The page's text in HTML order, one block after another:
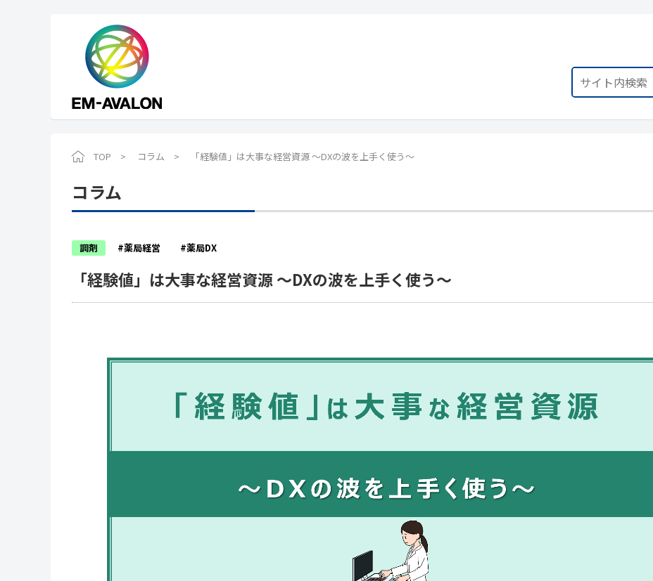
TOP コラム 「経験値」は大事な経営資源 ～DXの波を上手く使う～
コラム
調剤 #薬局経営 #薬局DX
「経験値」は大事な経営資源 ～DXの波を上手く使う～